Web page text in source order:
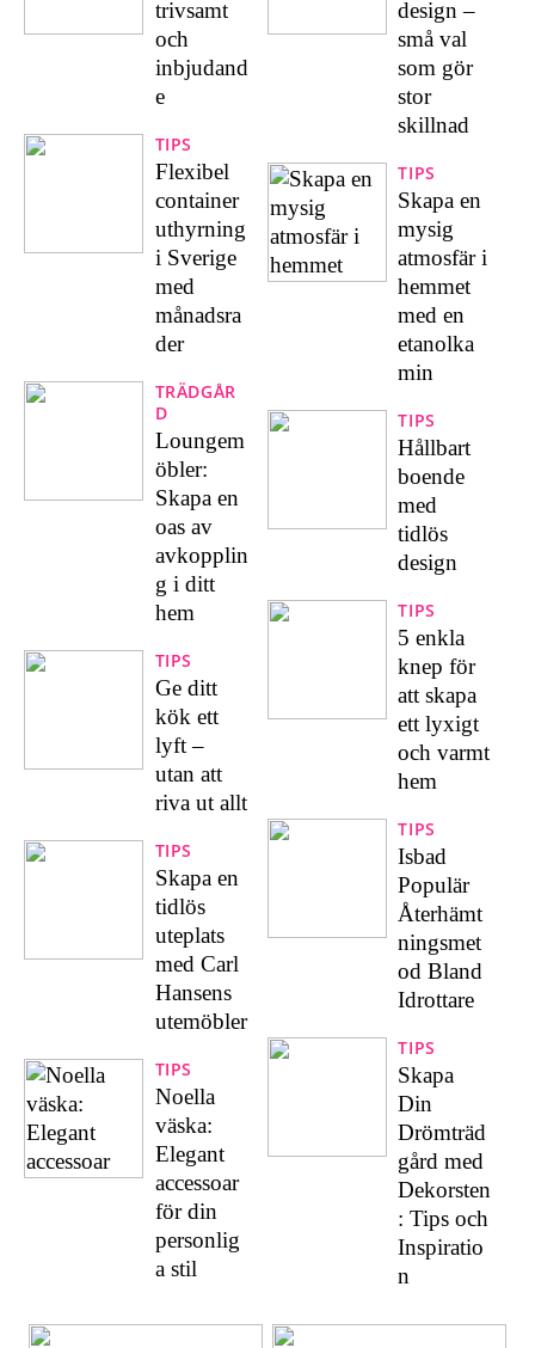
trivsamt
och
inbjudand
e
TIPS
Flexibel
container
uthyrning
i Sverige
med
månadsra
der
TRÄDGÅR
D
Loungem
öbler:
Skapa en
oas av
avkopplin
g i ditt
hem
TIPS
Ge ditt
kök ett
lyft –
utan att
riva ut allt
TIPS
Skapa en
tidlös
uteplats
med Carl
Hansens
utemöbler
TIPS
Noella
väska:
Elegant
accessoar
för din
personlig
a stil
design –
små val
som gör
stor
skillnad
TIPS
Skapa en
mysig
atmosfär i
hemmet
med en
etanolka
min
TIPS
Hållbart
boende
med
tidlös
design
TIPS
5 enkla
knep för
att skapa
ett lyxigt
och varmt
hem
TIPS
Isbad
Populär
Återhämt
ningsmet
od Bland
Idrottare
TIPS
Skapa
Din
Drömträd
gård med
Dekorsten
: Tips och
Inspiratio
n